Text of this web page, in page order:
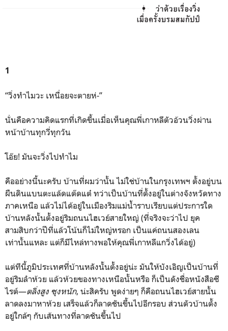
1
“วิ่งทำไมวะ เหนื่อยจะตายห่-”
นั่นคือความคิดแรกที่เกิดขึ้นเมื่อเห็นคุณพี่เกาหลีตัวอ้วนวิ่งผ่าน
หน้าบ้านทุกวี่ทุกวัน
โอ๊ย! มันจะวิ่งไปทำไม
คืออย่างนี้นะครับ บ้านที่ผมว่านั้น ไม่ใช่บ้านในกรุงเทพฯ ตั้งอยู่บน
ผืนดินแบนตะแล้ดแต๊ดแต๋ ทว่าเป็นบ้านที่ตั้งอยู่ในต่างจังหวัดทาง
ภาคเหนือ แล้วไม่ได้อยู่ในเมืองริมแม่น้ำราบเรียบแต่ประการใด
บ้านหลังนั้นตั้งอยู่ริมถนนไฮเวย์สายใหญ่ (ที่จริงจะว่าไป ยุค
สามสิบกว่าปีที่แล้วโน้นก็ไม่ใหญ่หรอก เป็นแค่ถนนสองเลน
เท่านั้นแหละ แต่ก็มีไหล่ทางพอให้คุณพี่เกาหลีแกวิ่งได้อยู่)
แต่ทีนี้ภูมิประเทศที่บ้านหลังนั้นตั้งอยู่น่ะ มันให้บังเอิญเป็นบ้านที่
อยู่ริมลำห้วย แล้วห้วยของทางเหนือนั้นหรือ ก็เป็นดังชื่อหนังสือซี
ไรต์—ตลิ่งสูง ซุงหนัก, น่ะสิครับ พูดง่ายๆ ก็คือถนนไฮเวย์สายนั้น
ลาดลงมาหาห้วย เสร็จแล้วก็ลาดชันขึ้นไปอีกรอบ ส่วนตัวบ้านตั้ง
อยู่ใกล้ๆ กับเส้นทางที่ลาดชันขึ้นไป